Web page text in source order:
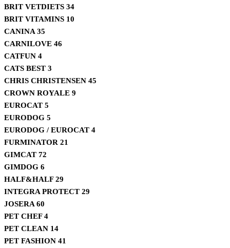
BRIT VETDIETS 34
BRIT VITAMINS 10
CANINA 35
CARNILOVE 46
CATFUN 4
CATS BEST 3
CHRIS CHRISTENSEN 45
CROWN ROYALE 9
EUROCAT 5
EURODOG 5
EURODOG / EUROCAT 4
FURMINATOR 21
GIMCAT 72
GIMDOG 6
HALF&HALF29
INTEGRA PROTECT 29
JOSERA 60
PET CHEF4
PET CLEAN 14
PET FASHION 41